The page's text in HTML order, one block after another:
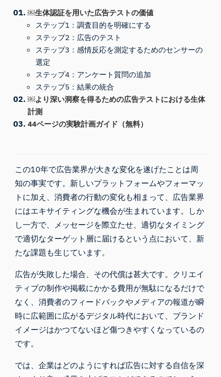
￼生体認証を用いた広告テストの価値
ステップ1：調査目的を明確にする
ステップ2：広告のテスト
ステップ3：感情反応を測定するためのセンサーの
選定
ステップ4：アンケート質問の追加
ステップ5：結果の統合
￼より深い洞察を得るための広告テストにおける生体
計測
44ページの実験計画ガイド（無料）
この10年で広告業界が大きな変化を遂げたことは周
知の事実です。新しいプラットフォームやフォーマッ
トに加え、消費者の行動の変化も相まって、広告業界
にはエキサイティングな機会が生まれています。しか
し一方で、メッセージを際立たせ、適切なタイミング
で適切なターゲット層に届けるという点において、新
たな課題も生じています。
広告が失敗 した場合、その代償は甚大です。クリエイ
ティブの制作や掲載にかかる費用が無駄になるだけで
なく、消費者のフィードバックやメディアの報道が瞬
時に広範囲に広がるデジタル時代において、ブランド
イメージはかつてないほど傷つきやすくなっているの
です。
では、企業はどのようにすれば広告に対する自信を深